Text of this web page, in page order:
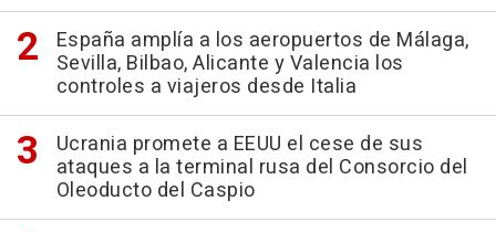
España amplía a los aeropuertos de Málaga,
Sevilla, Bilbao, Alicante y Valencia los
controles a viajeros desde Italia
Ucrania promete a EEUU el cese de sus
ataques a la terminal rusa del Consorcio del
Oleoducto del Caspio